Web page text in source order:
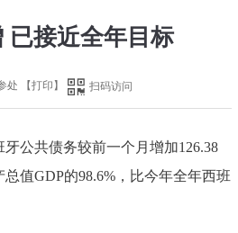
已接近全年目标
处 【打印 】 扫码访问
公共债务较前一个月增加126.38
值GDP的98.6%，比今年全年西班